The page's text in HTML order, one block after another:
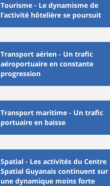
Tourisme - Le dynamisme de
l’activité hôtelière se poursuit
Transport aérien - Un trafic
aéroportuaire en constante
progression
Transport maritime - Un trafic
portuaire en baisse
Spatial - Les activités du Centre
Spatial Guyanais continuent sur
une dynamique moins forte